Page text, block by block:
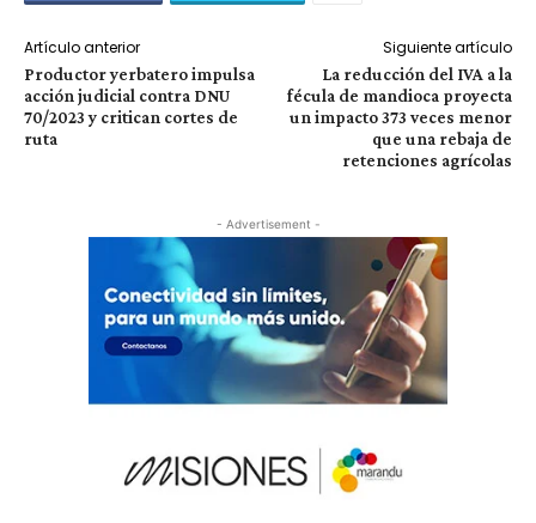
Artículo anterior
Productor yerbatero impulsa
acción judicial contra DNU
70/2023 y critican cortes de
ruta
Siguiente artículo
La reducción del IVA a la
fécula de mandioca proyecta
un impacto 373 veces menor
que una rebaja de
retenciones agrícolas
- Advertisement -